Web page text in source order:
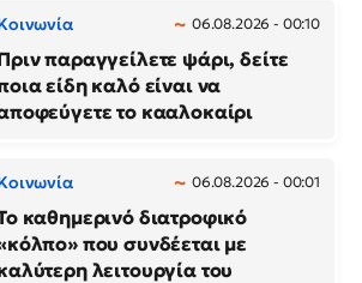
06.08.2026 - 00:10
παραγγείλετε ψάρι, δείτε
είδη καλό είναι να
το κααλοκαίρι
06.08.2026 - 00:01
καθημερινό διατροφικό
που συνδέεται με
λειτουργία του